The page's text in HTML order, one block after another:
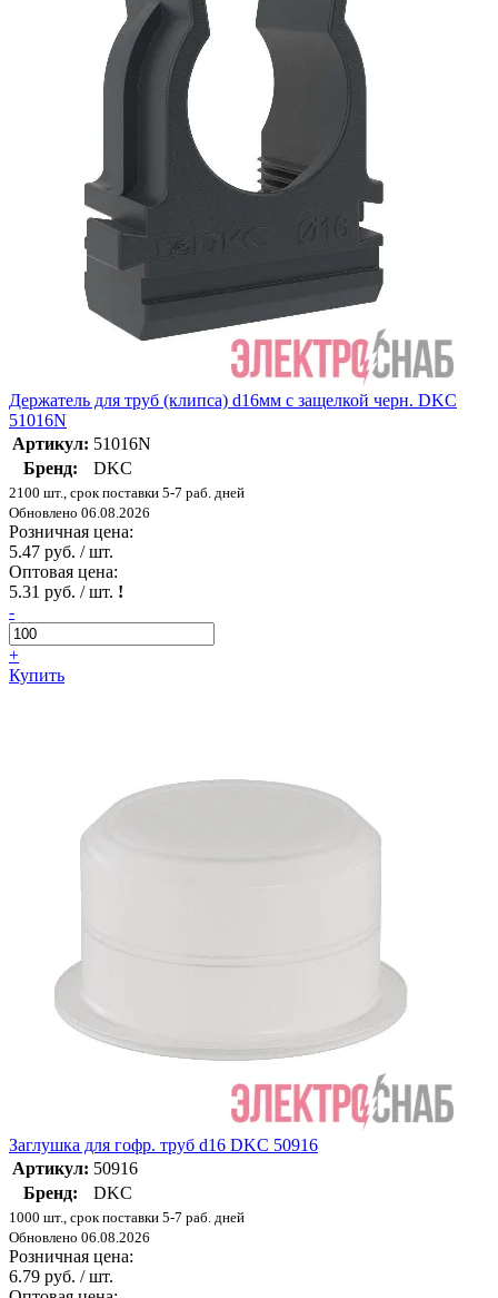
Держатель для труб (клипса) d16мм с защелкой черн. DKC
51016N
Артикул: 51016N
Бренд:
DKC
2100 шт., срок поставки 5-7 раб. дней
Обновлено 06.08.2026
Розничная цена:
5.47 руб. / шт.
Оптовая цена:
5.31 руб. / шт. !
-
+
Купить
Заглушка для гофр. труб d16 DKC 50916
Артикул: 50916
Бренд:
DKC
1000 шт., срок поставки 5-7 раб. дней
Обновлено 06.08.2026
Розничная цена:
6.79 руб. / шт.